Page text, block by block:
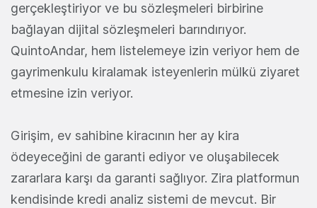
gerçekleştiriyor ve bu sözleşmeleri birbirine
bağlayan dijital sözleşmeleri barındırıyor.
QuintoAndar, hem listelemeye izin veriyor hem de
gayrimenkulu kiralamak isteyenlerin mülkü ziyaret
etmesine izin veriyor.
Girişim, ev sahibine kiracının her ay kira
ödeyeceğini de garanti ediyor ve oluşabilecek
zararlara karşı da garanti sağlıyor. Zira platformun
kendisinde kredi analiz sistemi de mevcut. Bir